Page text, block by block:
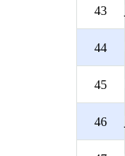
43
44
45
46